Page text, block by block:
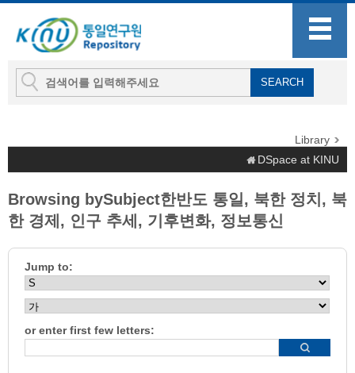
Library
DSpace at KINU
Browsing bySubject한반도 통일, 북한 정치, 북
한 경제, 인구 추세, 기후변화, 정보통신
Jump to:
or enter first few letters: